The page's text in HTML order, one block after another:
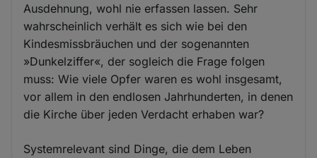
Ausdehnung, wohl nie erfassen lassen. Sehr
wahrscheinlich verhält es sich wie bei den
Kindesmissbräuchen und der sogenannten
»Dunkelziffer«, der sogleich die Frage folgen
muss: Wie viele Opfer waren es wohl insgesamt,
vor allem in den endlosen Jahrhunderten, in denen
die Kirche über jeden Verdacht erhaben war?
Systemrelevant sind Dinge, die dem Leben